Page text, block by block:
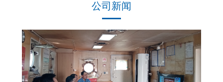
公司新闻